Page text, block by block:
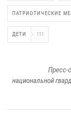
ПАТРИОТИЧЕСКИЕ
ДЕТИ 111
Пресс-
национальной